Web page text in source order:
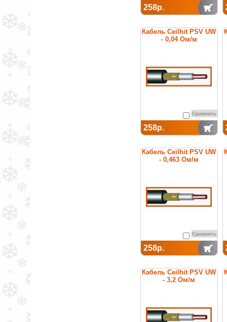
258р.
Кабель Ceilhit PSV UW
- 0,04 Ом/м
Сравнить
258р.
Кабель Ceilhit PSV UW
- 0,463 Ом/м
Сравнить
258р.
Кабель Ceilhit PSV UW
- 3,2 Ом/м